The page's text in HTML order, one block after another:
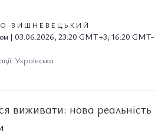
ВИШНЕВЕЦЬКИЙ
| 03.06.2026, 23:20 GMT+3; 16:20 GMT-
Українська
виживати: нова реальність